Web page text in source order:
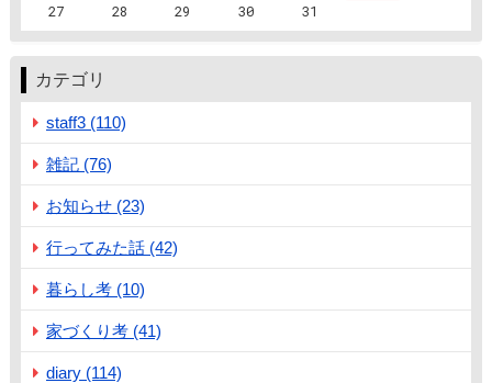
27
28 29 30 31
カテゴリ
staff3 (110)
雑記 (76)
お知らせ (23)
行ってみた話 (42)
暮らし考 (10)
家づくり考 (41)
diary (114)